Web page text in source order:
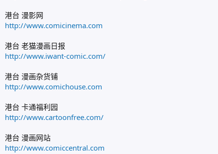
港台 漫影网
http://www.comicinema.com
港台 老猫漫画日报
http://www.iwant-comic.com/
港台 漫画杂货铺
http://www.comichouse.com
港台 卡通福利园
http://www.cartoonfree.com/
港台 漫画网站
http://www.comiccentral.com